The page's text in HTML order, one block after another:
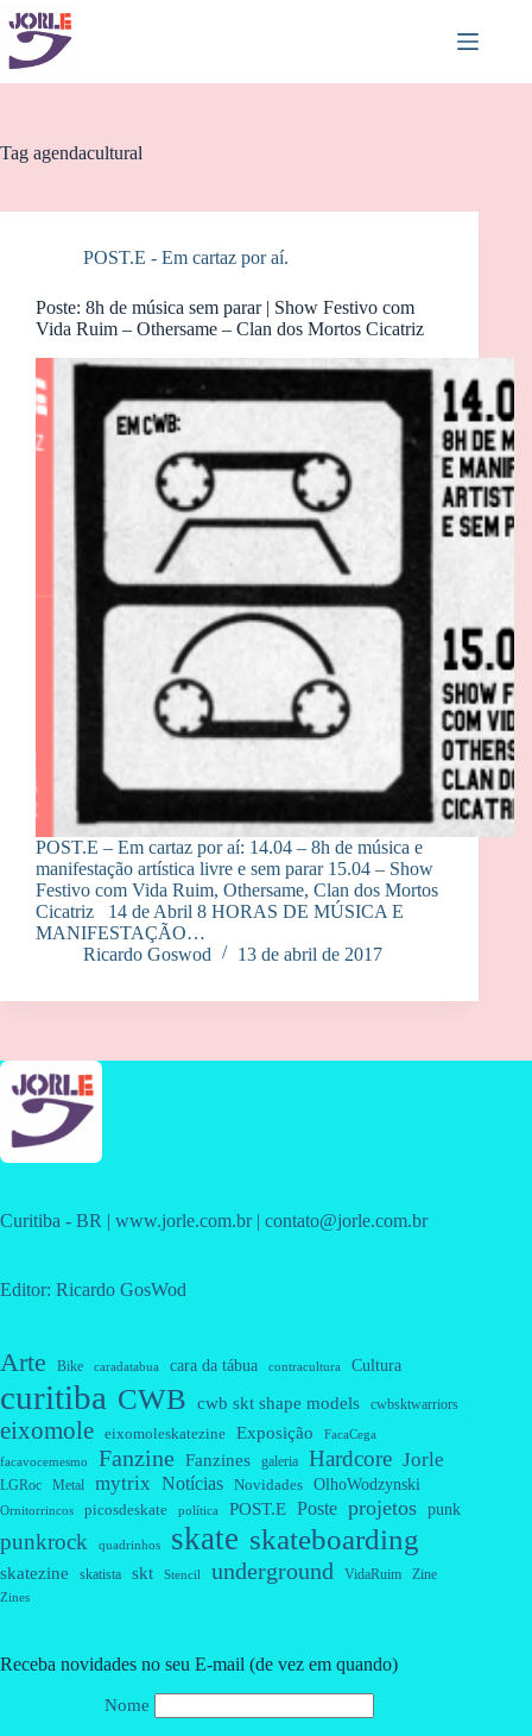
Pular
para
conteúdo
Tag agendacultural
POST.E - Em cartaz por aí.
Poste: 8h de música sem parar | Show Festivo com
Vida Ruim – Othersame – Clan dos Mortos Cicatriz
POST.E – Em cartaz por aí: 14.04 – 8h de música e
manifestação artística livre e sem parar 15.04 – Show
Festivo com Vida Ruim, Othersame, Clan dos Mortos
Cicatriz 14 de Abril 8 HORAS DE MÚSICA E
MANIFESTAÇÃO…
Ricardo Goswod
13 de abril de 2017
Curitiba - BR | www.jorle.com.br | contato@jorle.com.br
Editor: Ricardo GosWod
Arte Bike caradatabua cara da tábua contracultura Cultura
curitiba CWB cwb skt shape models cwbsktwarriors
eixomole eixomoleskatezine Exposição FacaCega
facavocemesmo Fanzine Fanzines galeria Hardcore Jorle
LGRoc Metal mytrix Notícias Novidades OlhoWodzynski
Ornitorrincos picosdeskate política POST.E Poste projetos punk
punkrock quadrinhos skate skateboarding
skatezine skatista skt Stencil underground VidaRuim Zine
Zines
Receba novidades no seu E-mail (de vez em quando)
Nome